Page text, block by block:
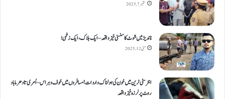
ستمبر 7, 2025
ناندیڑ میں شوٹ کا سنسنی خیز واقعہ – ایک ہلاک، ایک زخمی؛
مئی 12, 2025
انٹر سٹی ٹرین میں خون کی ہولناک واردات! مسافروں میں خوف و ہراس – اُمری تا دھرما باد
روٹ پر لرزہ خیز واقعہ